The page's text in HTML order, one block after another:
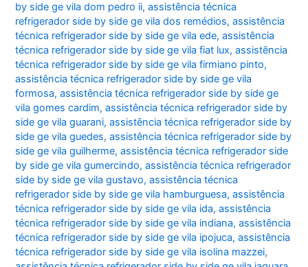
by side ge vila dom pedro ii,assistência técnica
refrigerador side by side ge vila dos remédios,assistência
técnica refrigerador side by side ge vila ede,assistência
técnica refrigerador side by side ge vila fiat lux,assistência
técnica refrigerador side by side ge vila firmiano pinto,
assistência técnica refrigerador side by side ge vila
formosa,assistência técnica refrigerador side by side ge
vila gomes cardim,assistência técnica refrigerador side by
side ge vila guarani,assistência técnica refrigerador side by
side ge vila guedes,assistência técnica refrigerador side by
side ge vila guilherme,assistência técnica refrigerador side
by side ge vila gumercindo,assistência técnica refrigerador
side by side ge vila gustavo,assistência técnica
refrigerador side by side ge vila hamburguesa,assistência
técnica refrigerador side by side ge vila ida,assistência
técnica refrigerador side by side ge vila indiana,assistência
técnica refrigerador side by side ge vila ipojuca,assistência
técnica refrigerador side by side ge vila isolina mazzei,